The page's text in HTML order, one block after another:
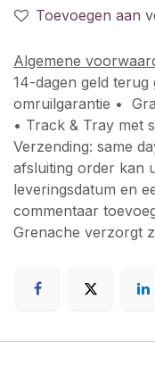
Toevoegen aan
Algemene
14-dagen geld
omruilgarantie •
• Track & Tray met
Verzending: same
afsluiting order kan
leveringsdatum en
commentaar
Grenache verzorgt